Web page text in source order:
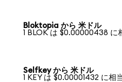
Bloktopia から 米ドル
1 BLOK は $0.00000438 に
Selfkey から 米ドル
1 KEY は $0.00001432 に相